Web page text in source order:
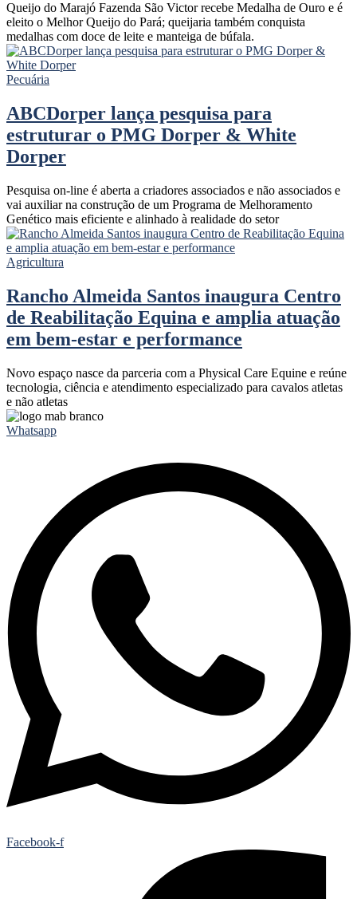
Queijo do Marajó Fazenda São Victor recebe Medalha de Ouro e é
eleito o Melhor Queijo do Pará; queijaria também conquista
medalhas com doce de leite e manteiga de búfala.
Pecuária
ABCDorper lança pesquisa para
estruturar o PMG Dorper & White
Dorper
Pesquisa on-line é aberta a criadores associados e não associados e
vai auxiliar na construção de um Programa de Melhoramento
Genético mais eficiente e alinhado à realidade do setor
Agricultura
Rancho Almeida Santos inaugura Centro
de Reabilitação Equina e amplia atuação
em bem-estar e performance
Novo espaço nasce da parceria com a Physical Care Equine e reúne
tecnologia, ciência e atendimento especializado para cavalos atletas
e não atletas
Whatsapp
Facebook-f